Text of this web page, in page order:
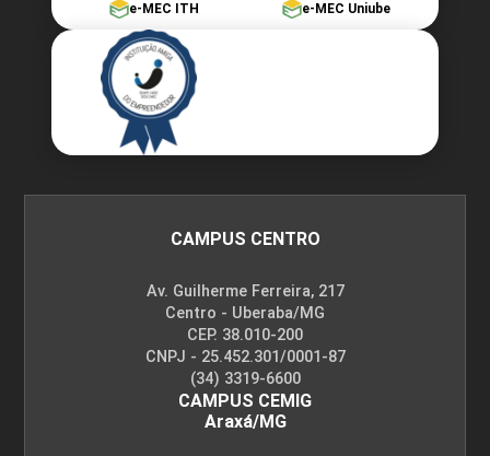
e-MEC ITH e-MEC Uniube
CAMPUS CENTRO
Av. Guilherme Ferreira, 217
Centro - Uberaba/MG
CEP. 38.010-200
CNPJ - 25.452.301/0001-87